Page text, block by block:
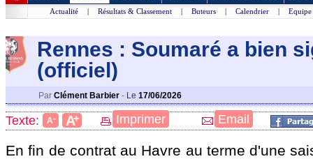
Actualité | Résultats & Classement | Buteurs | Calendrier | Equipe
Rennes : Soumaré a bien
(officiel)
Par Clément Barbier - Le 17/06/2026
Texte: A- A+ Imprimer Email
En fin de contrat au Havre au terme d'une